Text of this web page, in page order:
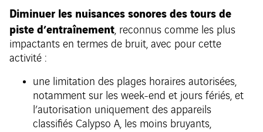
Diminuer les nuisances sonores des tours de
piste d’entraînement, reconnus comme les plus
impactants en termes de bruit, avec pour cette
activité :
une limitation des plages horaires autorisées,
notamment sur les week-end et jours fériés, et
l’autorisation uniquement des appareils
classifiés Calypso A, les moins bruyants,